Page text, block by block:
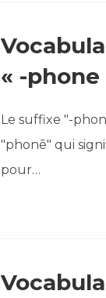
« -phone
Le suffixe "-
"phonē" qui
pour…